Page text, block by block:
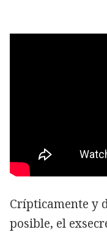
Crípticamente y
posible, el